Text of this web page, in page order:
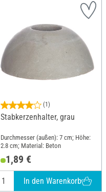
(1)
Stabkerzenhalter, grau
Durchmesser (außen): 7 cm; Höhe:
2.8 cm; Material: Beton
1,89 €
In den Warenkorb